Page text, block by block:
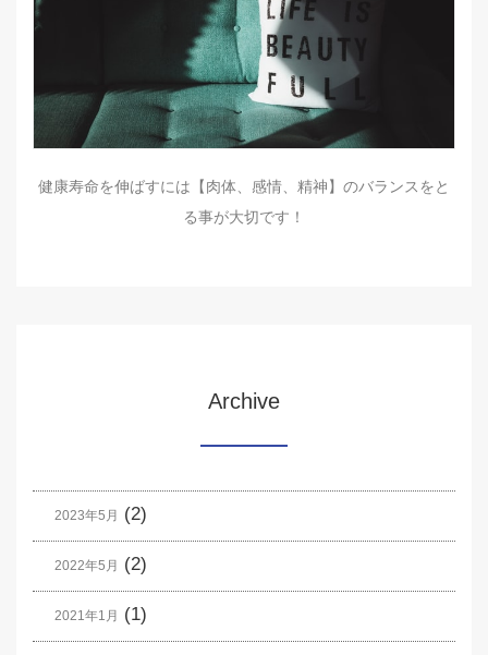
健康寿命を伸ばすには【肉体、感情、精神】のバランスをと
る事が大切です！
Archive
2023年5月 (2)
2022年5月 (2)
2021年1月 (1)